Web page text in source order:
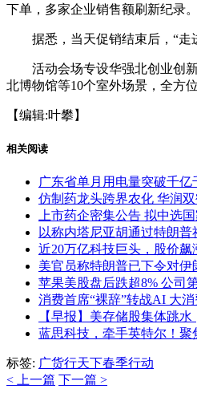
下单，多家企业销售额刷新纪录。
据悉，当天促销结束后，“走进
活动会场专设华强北创业创新
北博物馆等10个室外场景，全方
【编辑:叶攀】
相关阅读
广东省单月用电量突破千
仿制药龙头跨界农化 华润
上市药企密集公告 拟中选
以称内塔尼亚胡通过特朗
近20万亿科技巨头，股价
美官员称特朗普已下令对
苹果美股盘后跌超8% 公司
消费首席“裸辞”转战AI 大
【早报】美存储股集体跳
蓝思科技，牵手英特尔！聚
标签: 广货行天下春季行动
< 上一篇 下一篇 >